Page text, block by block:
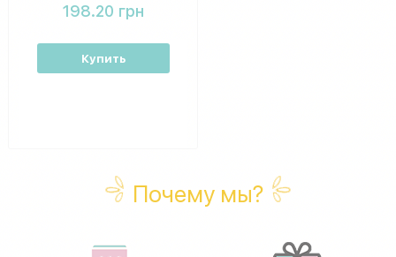
198.20 грн
Купить
Почему мы?